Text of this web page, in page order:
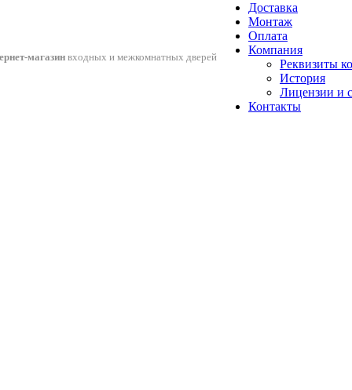
магазин входных и межкомнатных дверей
Доставка
Монтаж
Оплата
Компания
Реквизиты
История
Лицензии и
Контакты